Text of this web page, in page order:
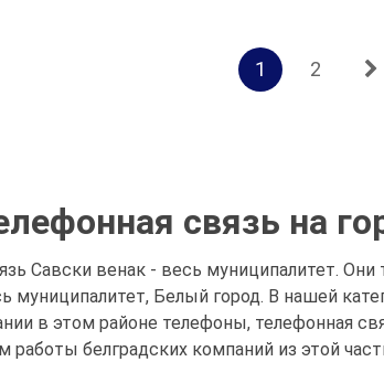
1 2
связь на
Савски венак - весь муниципалитет.
муниципалитет, Белый город. В нашей
в этом районе телефоны, телефонная
белградских компаний из этой